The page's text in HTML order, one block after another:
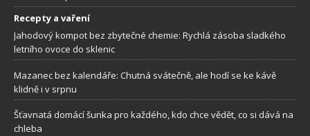
Recepty a vaření
Jahodový kompot bez zbytečné chemie: Rychlá zásoba sladkého
letního ovoce do sklenic
Mazanec bez kalendáře: Chutná svátečně, ale hodí se ke kávě
klidně i v srpnu
Šťavnatá domácí šunka pro každého, kdo chce vědět, co si dává na
chleba